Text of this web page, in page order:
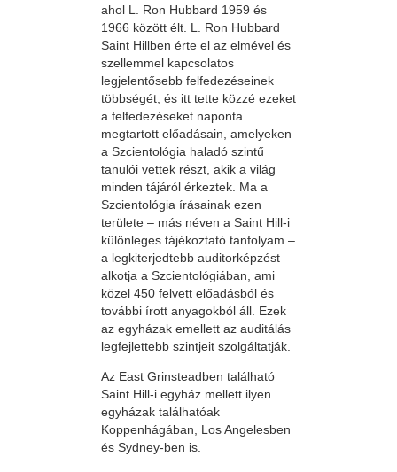
ahol L. Ron Hubbard 1959 és
1966 között élt. L. Ron Hubbard
Saint Hillben érte el az elmével és
szellemmel kapcsolatos
legjelentősebb felfedezéseinek
többségét, és itt tette közzé ezeket
a felfedezéseket naponta
megtartott előadásain, amelyeken
a Szcientológia haladó szintű
tanulói vettek részt, akik a világ
minden tájáról érkeztek. Ma a
Szcientológia írásainak ezen
területe – más néven a Saint Hill-i
különleges tájékoztató tanfolyam –
a legkiterjedtebb auditorképzést
alkotja a Szcientológiában, ami
közel 450 felvett előadásból és
további írott anyagokból áll. Ezek
az egyházak emellett az auditálás
legfejlettebb szintjeit szolgáltatják.
Az East Grinsteadben található
Saint Hill-i egyház mellett ilyen
egyházak találhatóak
Koppenhágában, Los Angelesben
és Sydney-ben is.